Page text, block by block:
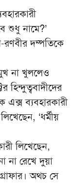
শুধু নামে?’
দম্পতিকে
না খুললেও
হিন্দুত্ববাদীদের
এক্স ব্যবহারকারী
‘ধর্মীয়
লিখেছেন,
না রেখে দুয়া
অথচ সে